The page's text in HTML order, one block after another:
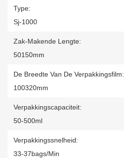
Type:
Sj-1000
Zak-Makende Lengte:
50150mm
De Breedte Van De Verpakkingsfilm:
100320mm
Verpakkingscapaciteit:
50-500ml
Verpakkingssnelheid:
33-37bags/min